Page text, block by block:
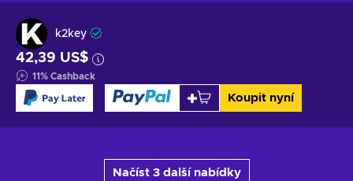
k2key
42,39 US$
11% Cashback
Koupit nyní
Načíst 3 další nabídky